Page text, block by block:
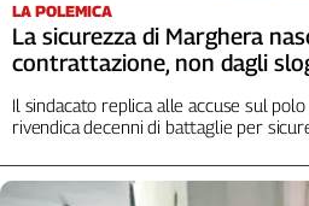
Valle
D'Aosta
Veneto
Archivio
1955-
2014
LA POLEMICA
La sicurezza di Marghera
contrattazione, non dagli
Il sindacato replica alle accuse sul
rivendica decenni di battaglie per